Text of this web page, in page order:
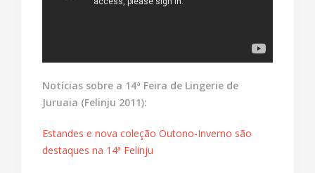
Notícias sobre a 14ª Feira de Lingerie de
Juruaia (Felinju 2011):
Estandes e nova coleção Outono-Inverno são
destaques na 14ª Felinju